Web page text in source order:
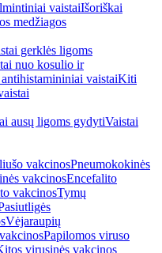
vaistaiIšoriškai
medžiagos
gerklės ligoms
nuo kosulio ir
vaistaiKiti
ausų ligoms gydytiVaistai
vakcinosPneumokokinės
vakcinosEncefalito
vakcinosTymų
Vėjaraupių
Papilomos viruso
virusinės vakcinos